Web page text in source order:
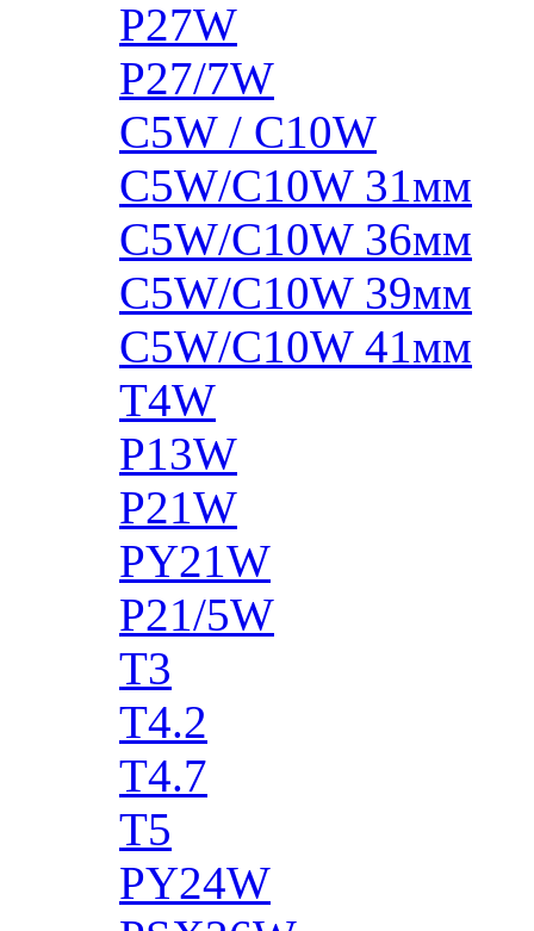
P27W
P27/7W
C5W / C10W
C5W/C10W 31мм
C5W/C10W 36мм
C5W/C10W 39мм
C5W/C10W 41мм
T4W
P13W
P21W
PY21W
P21/5W
T3
T4.2
T4.7
T5
PY24W